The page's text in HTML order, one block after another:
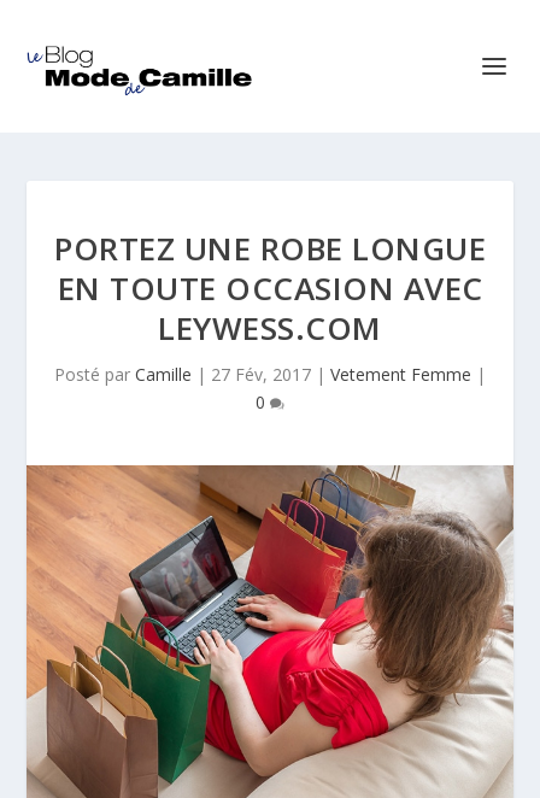
PORTEZ UNE ROBE LONGUE
EN TOUTE OCCASION AVEC
LEYWESS.COM
Posté par Camille | 27 Fév, 2017 | Vetement Femme |
0